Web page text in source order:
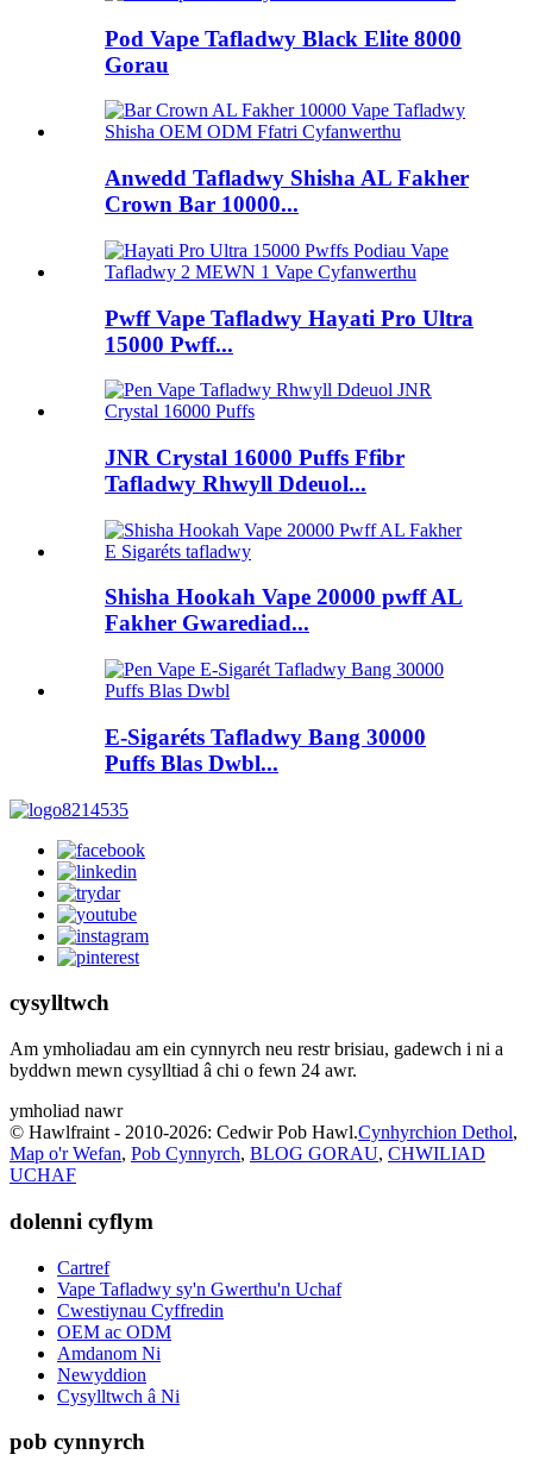
Pod Vape Tafladwy Black Elite 8000
Gorau
Anwedd Tafladwy Shisha AL Fakher
Crown Bar 10000...
Pwff Vape Tafladwy Hayati Pro Ultra
15000 Pwff...
JNR Crystal 16000 Puffs Ffibr
Tafladwy Rhwyll Ddeuol...
Shisha Hookah Vape 20000 pwff AL
Fakher Gwarediad...
E-Sigaréts Tafladwy Bang 30000
Puffs Blas Dwbl...
cysylltwch
Am ymholiadau am ein cynnyrch neu restr brisiau, gadewch i ni a
byddwn mewn cysylltiad â chi o fewn 24 awr.
ymholiad nawr
© Hawlfraint - 2010-2026: Cedwir Pob Hawl.Cynhyrchion Dethol,
Map o'r Wefan, Pob Cynnyrch, BLOG GORAU, CHWILIAD
UCHAF
dolenni cyflym
Cartref
Vape Tafladwy sy'n Gwerthu'n Uchaf
Cwestiynau Cyffredin
OEM ac ODM
Amdanom Ni
Newyddion
Cysylltwch â Ni
pob cynnyrch